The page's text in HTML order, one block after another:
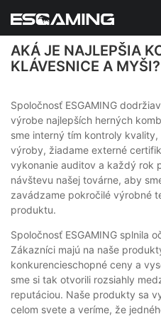
AKÁ JE NAJLEPŠIA
KLÁVESNICE A MYŠI?
Spoločnosť ESGAMING
výrobe najlepších herných
sme interný tím kontroly
výroby, žiadame externé
vykonanie auditov a každý rok
návštevu našej továrne, aby
zavádzame pokročilé výrobné
produktu.
Spoločnosť ESGAMING splnila
Zákazníci majú na naše
konkurencieschopné ceny a
sme si tak otvorili rozsiahly
reputáciou. Naše produkty sa
celom svete a veríme, že